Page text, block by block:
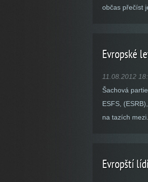
občas přečíst
Evropské
11.08.2012
Šachová
ESFS,
na tazích mezi...
Evropští